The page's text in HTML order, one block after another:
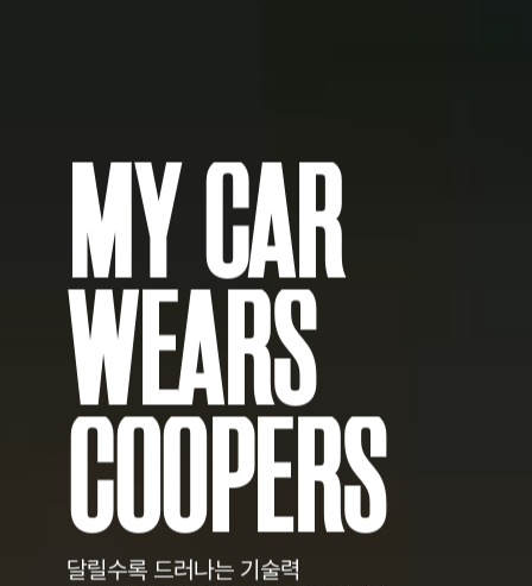
MY CAR
WEARS
COOPERS
달릴수록 드러나는 기술력